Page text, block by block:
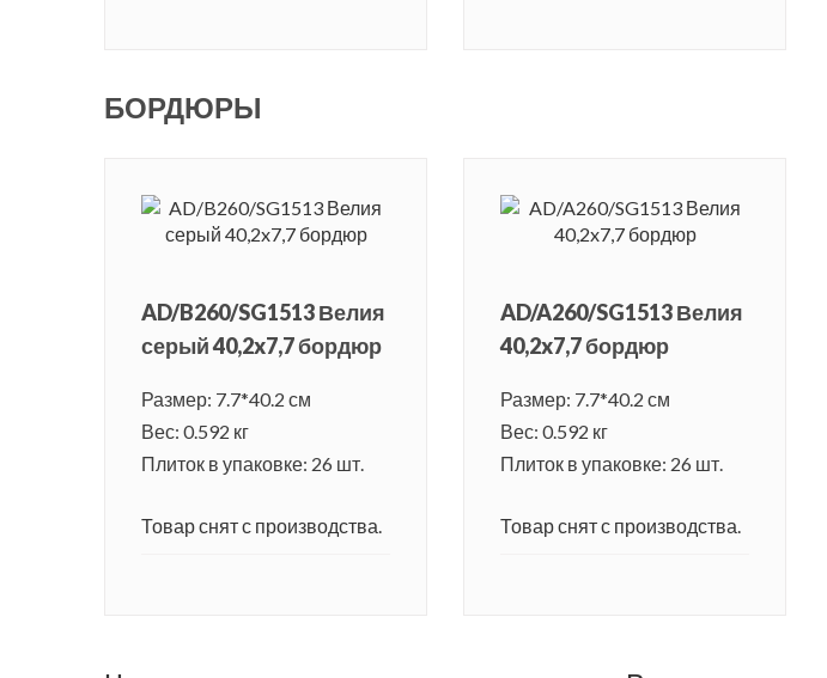
БОРДЮРЫ
AD/B260/SG1513 Велия
серый 40,2x7,7 бордюр
Размер: 7.7*40.2 см
Вес: 0.592 кг
Плиток в упаковке: 26 шт.
Товар снят с производства.
AD/A260/SG1513 Велия
40,2x7,7 бордюр
Размер: 7.7*40.2 см
Вес: 0.592 кг
Плиток в упаковке: 26 шт.
Товар снят с производства.